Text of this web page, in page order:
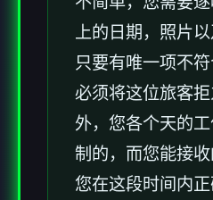
上的日期，照片
只要有唯一项不
必须将这位旅客
外，您各个天的
制的，而您能接
您在这段时间内